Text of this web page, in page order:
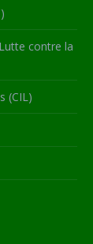
contre la
(CIL)